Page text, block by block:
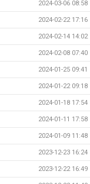
2024-03-06 08:58
2024-02-22 17:16
2024-02-14 14:02
2024-02-08 07:40
2024-01-25 09:41
2024-01-22 09:18
2024-01-18 17:54
2024-01-11 17:58
2024-01-09 11:48
2023-12-23 16:24
2023-12-22 16:49